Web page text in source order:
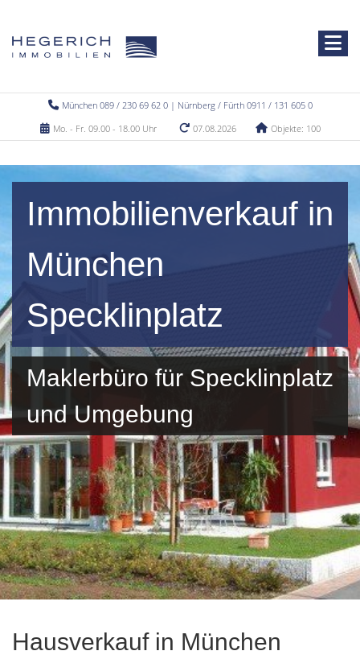
München 089 / 230 69 62 0 | Nürnberg / Fürth 0911 / 131 605 0
Mo. - Fr. 09.00 - 18.00 Uhr
07.08.2026 Objekte: 100
Immobilienverkauf in
München
Specklinplatz
Maklerbüro für Specklinplatz
und Umgebung
Hausverkauf in München